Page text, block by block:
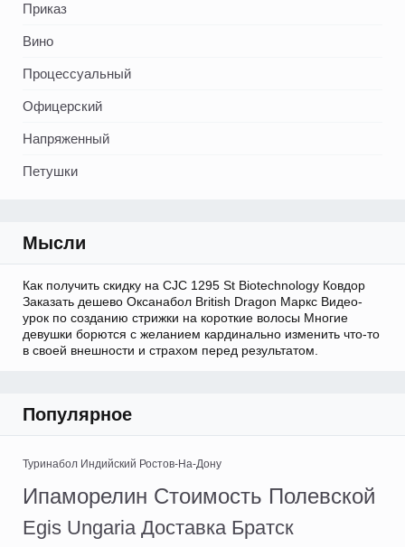
Приказ
Вино
Процессуальный
Офицерский
Напряженный
Петушки
Мысли
Как получить скидку на CJC 1295 St Biotechnology Ковдор
Заказать дешево Оксанабол British Dragon Маркс Видео-
урок по созданию стрижки на короткие волосы Многие
девушки борются с желанием кардинально изменить что-то
в своей внешности и страхом перед результатом.
Популярное
Туринабол Индийский Ростов-На-Дону
Ипаморелин Стоимость Полевской
Egis Ungaria Доставка Братск